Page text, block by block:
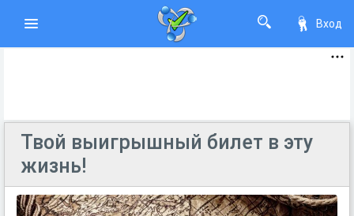
Вход
Твой выигрышный билет в эту
жизнь!